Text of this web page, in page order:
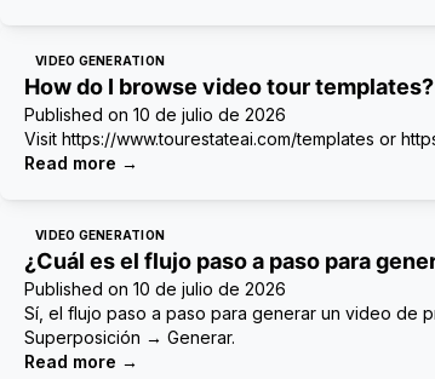
VIDEO GENERATION
How do I browse video tour templates?
Published on 10 de julio de 2026
Visit https://www.tourestateai.com/templates or
Read more →
VIDEO GENERATION
¿Cuál es el flujo paso a paso para
Published on 10 de julio de 2026
Sí, el flujo paso a paso para generar un video de
Superposición → Generar.
Read more →